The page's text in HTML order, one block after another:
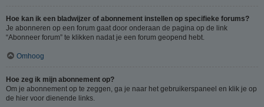
Hoe kan ik een bladwijzer of abonnement instellen op specifieke forums?
Je abonneren op een forum gaat door onderaan de pagina op de link
“Abonneer forum” te klikken nadat je een forum geopend hebt.
Omhoog
Hoe zeg ik mijn abonnement op?
Om je abonnement op te zeggen, ga je naar het gebruikerspaneel en klik je op
de hier voor dienende links.